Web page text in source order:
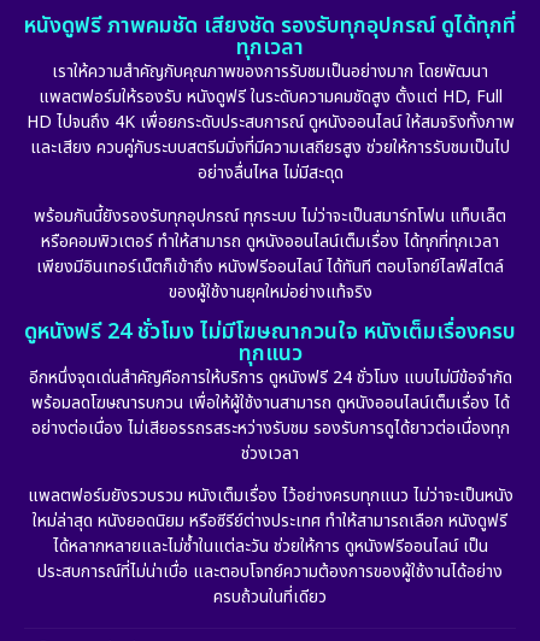
Emotional (101)
Epic มหากาพย์ (17)
Erotic (10)
Fantasy จินตนาการ (253)
Film
Gothic (6)
HBO GO (10)
HBO Max (2)
หนังดูฟรี ภาพคมชัด เสียงชัด รองรับทุกอุปกรณ์ ดูได้ทุกที่
ทุกเวลา
เราให้ความสำคัญกับคุณภาพของการรับชมเป็นอย่างมาก โดยพัฒนา
แพลตฟอร์มให้รองรับ หนังดูฟรี ในระดับความคมชัดสูง ตั้งแต่ HD, Full
HD ไปจนถึง 4K เพื่อยกระดับประสบการณ์ ดูหนังออนไลน์ ให้สมจริงทั้งภาพ
และเสียง ควบคู่กับระบบสตรีมมิ่งที่มีความเสถียรสูง ช่วยให้การรับชมเป็นไป
อย่างลื่นไหล ไม่มีสะดุด
พร้อมกันนี้ยังรองรับทุกอุปกรณ์ ทุกระบบ ไม่ว่าจะเป็นสมาร์ทโฟน แท็บเล็ต
หรือคอมพิวเตอร์ ทำให้สามารถ ดูหนังออนไลน์เต็มเรื่อง ได้ทุกที่ทุกเวลา
เพียงมีอินเทอร์เน็ตก็เข้าถึง หนังฟรีออนไลน์ ได้ทันที ตอบโจทย์ไลฟ์สไตล์
ของผู้ใช้งานยุคใหม่อย่างแท้จริง
ดูหนังฟรี 24 ชั่วโมง ไม่มีโฆษณากวนใจ หนังเต็มเรื่องครบ
ทุกแนว
อีกหนึ่งจุดเด่นสำคัญคือการให้บริการ ดูหนังฟรี 24 ชั่วโมง แบบไม่มีข้อจำกัด
พร้อมลดโฆษณารบกวน เพื่อให้ผู้ใช้งานสามารถ ดูหนังออนไลน์เต็มเรื่อง ได้
อย่างต่อเนื่อง ไม่เสียอรรถรสระหว่างรับชม รองรับการดูได้ยาวต่อเนื่องทุก
ช่วงเวลา
แพลตฟอร์มยังรวบรวม หนังเต็มเรื่อง ไว้อย่างครบทุกแนว ไม่ว่าจะเป็นหนัง
ใหม่ล่าสุด หนังยอดนิยม หรือซีรีย์ต่างประเทศ ทำให้สามารถเลือก หนังดูฟรี
ได้หลากหลายและไม่ซ้ำในแต่ละวัน ช่วยให้การ ดูหนังฟรีออนไลน์ เป็น
ประสบการณ์ที่ไม่น่าเบื่อ และตอบโจทย์ความต้องการของผู้ใช้งานได้อย่าง
ครบถ้วนในที่เดียว